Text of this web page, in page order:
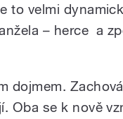
to velmi
– herce a
dojmem.
Oba se k nově